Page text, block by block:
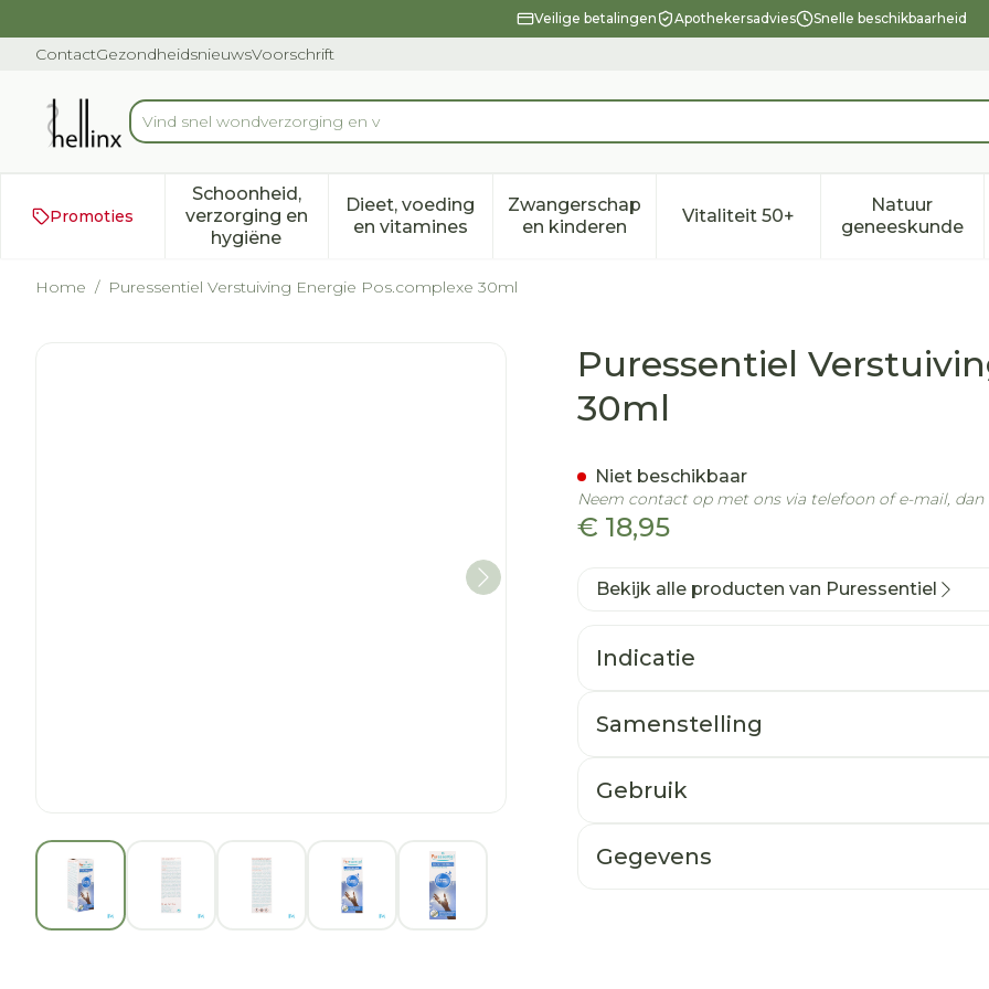
Veilige betalingen Apothekersadvies Snelle beschikbaarheid
ContactGezondheidsnieuwsVoorschrift
Product, merk, categorie...
Promoties
Schoonheid,
verzorging en
hygiëne
Toon submenu voor Schoonheid, verzorging en hygiëne categorie
Dieet, voeding
en vitaminesToon submenu voor Dieet, voeding en vitamines categorie
Zwangerschap
en kinderenToon submenu voor Zwangerschap en
Vitaliteit 50+Toon submenu voor
Natuur
geneeskunde
Toon
Home / Puressentiel Verstuiving Energie Pos.complexe 30ml
View larger image View larger imageView larger image
Puressentiel Verstuiving Energie Pos.complexe 30ml
Puressentiel
30ml
€ 18,95
Niet beschikbaar
Neem contact op met ons via telefoon of e-mail,
Bekijk alle producten van Puressentiel
Indicatie
Samenstelling
Gebruik
Gegevens